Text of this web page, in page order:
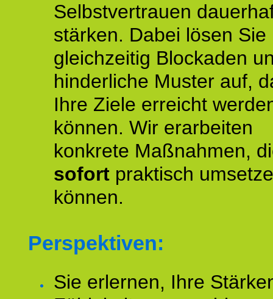
Selbstvertrauen
stärken. Dabei lösen Sie
gleichzeitig Blockaden
hinderliche Muster auf,
Ihre Ziele erreicht
können. Wir erarbeiten
konkrete Maßnahmen,
sofort praktisch
können.
Perspektiven:
Sie erlernen, Ihre